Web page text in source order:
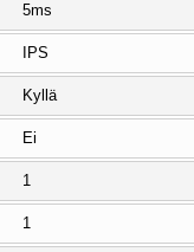
5ms
IPS
Kyllä
Ei
1
1